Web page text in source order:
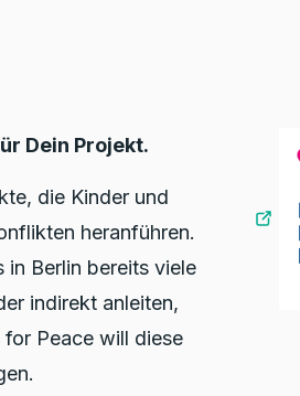
Dein Projekt.
die Kinder und
heranführen.
in Berlin bereits viele
indirekt anleiten,
Peace will diese